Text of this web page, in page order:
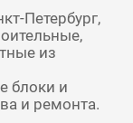
Петербург,
из
блоки и
и ремонта.